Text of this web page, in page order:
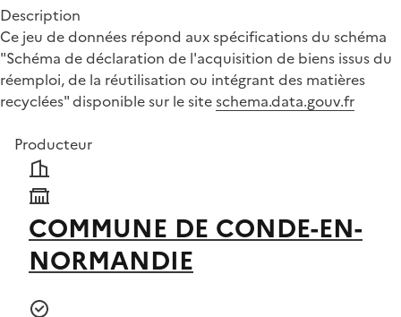
Description
Ce jeu de données répond aux spécifications du schéma
"Schéma de déclaration de l'acquisition de biens issus du
réemploi, de la réutilisation ou intégrant des matières
recyclées" disponible sur le siteschema.data.gouv.fr
Producteur
COMMUNE DE CONDE-EN-
NORMANDIE